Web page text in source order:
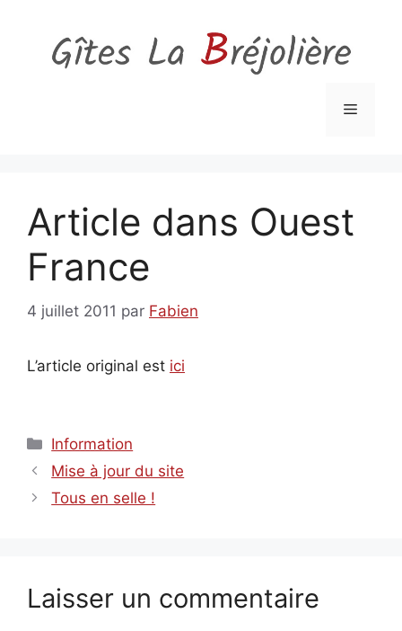
contenu
Menu
Article dans Ouest
France
4 juillet 2011 par Fabien
L’article original est ici
Catégories
Information
Mise à jour du site
Tous en selle !
Laisser un commentaire